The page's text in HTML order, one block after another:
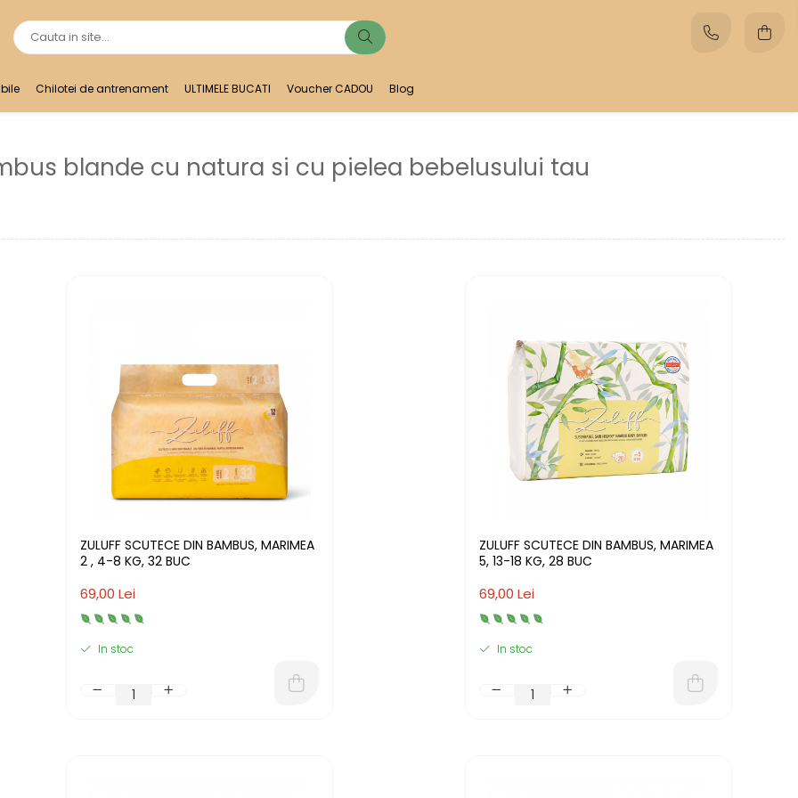
Chilotei de antrenament ULTIMELE BUCATI Voucher CADOU Blog
blande cu natura si cu pielea bebelusului tau
ZULUFF SCUTECE DIN BAMBUS, MARIMEA
2 , 4-8 KG, 32 BUC
69,00 Lei
In stoc
ZULUFF SCUTECE DIN BAMBUS, MARIMEA
5, 13-18 KG, 28 BUC
69,00 Lei
In stoc